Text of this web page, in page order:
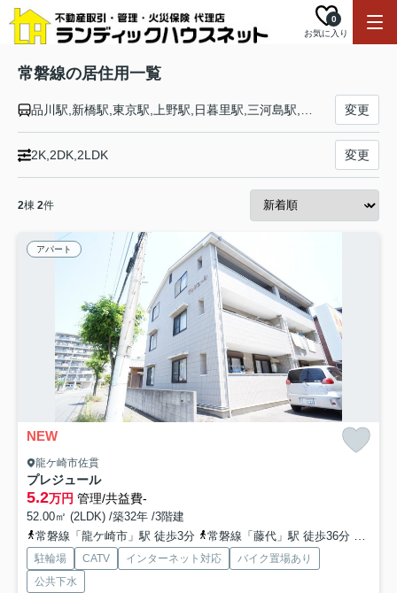
お気に入り
0
常磐線の居住用一覧
変更
2K,2DK,2LDK 変更
2棟 2件
アパート
NEW
龍ケ崎市佐貫
プレジュール
5.2万円 管理/共益費-
52.00㎡ (2LDK) /築32年 /3階建
常磐線「龍ケ崎市」駅 徒歩3分
常磐線「藤代」駅 徒歩36分 常磐
駐輪場 CATV インターネット対応
バイク置場あり
公共下水